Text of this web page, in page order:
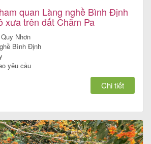
quan Làng nghề Bình Định
xưa trên đất Chăm Pa
Quy Nhơn
Bình Định
yêu cầu
Chi tiết